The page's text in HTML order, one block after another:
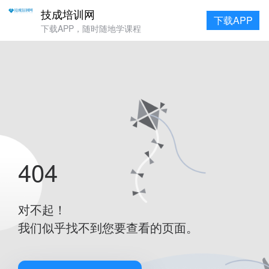
技成培训网
下载APP，随时随地学课程
下载APP
404
对不起！
我们似乎找不到您要查看的页面。